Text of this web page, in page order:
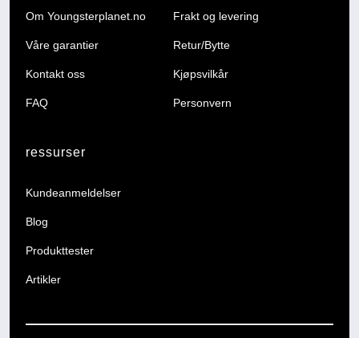
Om Youngsterplanet.no
Våre garantier
Kontakt oss
FAQ
Frakt og levering
Retur/Bytte
Kjøpsvilkår
Personvern
ressurser
Kundeanmeldelser
Blog
Produkttester
Artikler